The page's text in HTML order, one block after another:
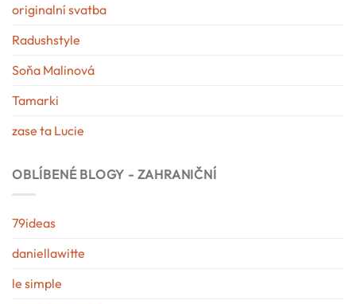
originalní svatba
Radushstyle
Soňa Malinová
Tamarki
zase ta Lucie
OBLÍBENÉ BLOGY - ZAHRANIČNÍ
79ideas
daniellawitte
le simple